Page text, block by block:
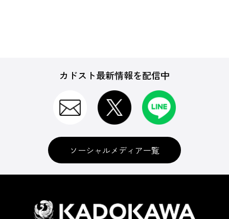
カドスト最新情報を配信中
ソーシャルメディア一覧